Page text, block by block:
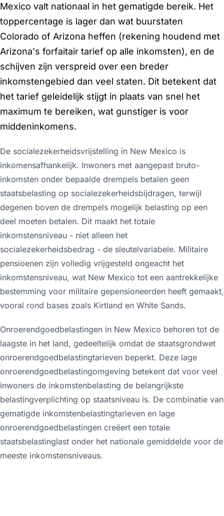
Mexico valt nationaal in het gematigde bereik. Het
toppercentage is lager dan wat buurstaten
Colorado of Arizona heffen (rekening houdend met
Arizona's forfaitair tarief op alle inkomsten), en de
schijven zijn verspreid over een breder
inkomstengebied dan veel staten. Dit betekent dat
het tarief geleidelijk stijgt in plaats van snel het
maximum te bereiken, wat gunstiger is voor
middeninkomens.
De socialezekerheidsvrijstelling in New Mexico is
inkomensafhankelijk. Inwoners met aangepast bruto-
inkomsten onder bepaalde drempels betalen geen
staatsbelasting op socialezekerheidsbijdragen, terwijl
degenen boven de drempels mogelijk belasting op een
deel moeten betalen. Dit maakt het totale
inkomstensniveau - niet alleen het
socialezekerheidsbedrag - de sleutelvariabele. Militaire
pensioenen zijn volledig vrijgesteld ongeacht het
inkomstensniveau, wat New Mexico tot een aantrekkelijke
bestemming voor militaire gepensioneerden heeft gemaakt,
vooral rond bases zoals Kirtland en White Sands.
Onroerendgoedbelastingen in New Mexico behoren tot de
laagste in het land, gedeeltelijk omdat de staatsgrondwet
onroerendgoedbelastingtarieven beperkt. Deze lage
onroerendgoedbelastingomgeving betekent dat voor veel
inwoners de inkomstenbelasting de belangrijkste
belastingverplichting op staatsniveau is. De combinatie van
gematigde inkomstenbelastingtarieven en lage
onroerendgoedbelastingen creëert een totale
staatsbelastinglast onder het nationale gemiddelde voor de
meeste inkomstensniveaus.